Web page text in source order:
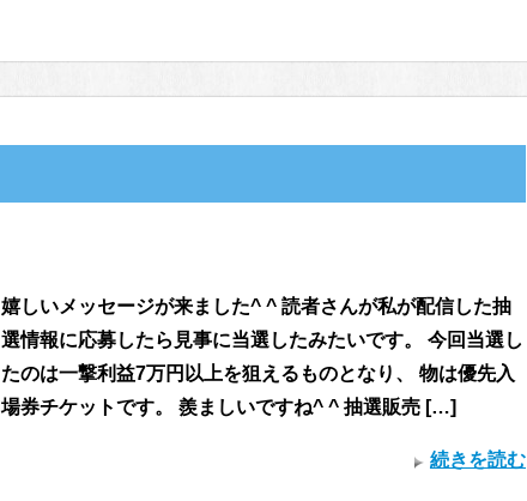
嬉しいメッセージが来ました^ ^ 読者さんが私が配信した抽
選情報に応募したら見事に当選したみたいです。 今回当選し
たのは一撃利益7万円以上を狙えるものとなり、 物は優先入
場券チケットです。 羨ましいですね^ ^ 抽選販売 […]
続きを読む